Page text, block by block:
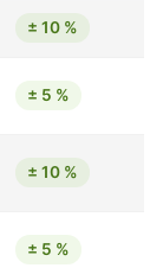
± 10 %
± 5 %
± 10 %
± 5 %